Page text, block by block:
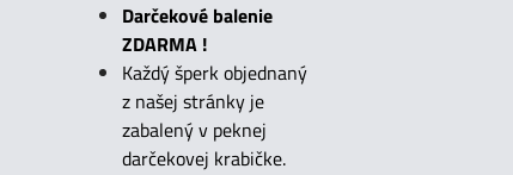
Darčekové balenie
ZDARMA !
Každý šperk objednaný
z našej stránky je
zabalený v peknej
darčekovej krabičke.